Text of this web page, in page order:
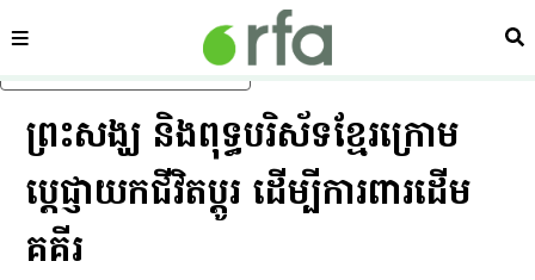
រំលងទៅមាតិកាចម្បង
ផ្នែក ស្វ
ព្រះសង្ឃ និង​ពុទ្ធបរិស័ទ​ខ្មែរ​ក្រោម​
ប្ដេជ្ញា​យក​ជីវិត​ប្ដូរ ដើម្បី​ការពារ​ដើម​
គគីរ